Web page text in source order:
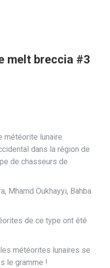
melt breccia #3
météorite lunaire
dans la région de
de chasseurs de
Mhamd Oukhayyi, Bahba
de ce type ont été
les météorites lunaires se
le gramme !